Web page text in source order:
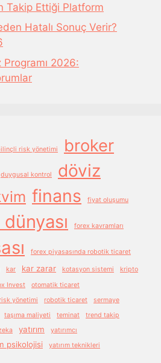
Takip Ettiği Platform
Hatalı Sonuç Verir?
2026:
risk yönetimi broker
duygusal kontrol döviz
finans fiyat oluşumu
forex kavramları
forex piyasasında robotik ticaret
kar kar zarar kotasyon sistemi kripto
Invest otomatik ticaret
yönetimi robotik ticaret
sermaye
taşıma maliyeti teminat
trend takip
yatırım yatırımcı
psikolojisi
yatırım teknikleri